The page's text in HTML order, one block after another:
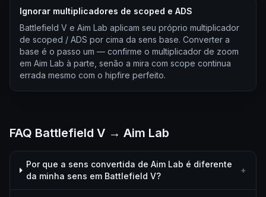
Ignorar multiplicadores de scoped e ADS
Battlefield V e Aim Lab aplicam seu próprio multiplicador
de scoped / ADS por cima da sens base. Converter a
base é o passo um — confirme o multiplicador de zoom
em Aim Lab à parte, senão a mira com scope continua
errada mesmo com o hipfire perfeito.
FAQ Battlefield V → Aim Lab
Por que a sens convertida de Aim Lab é diferente
da minha sens em Battlefield V?
+